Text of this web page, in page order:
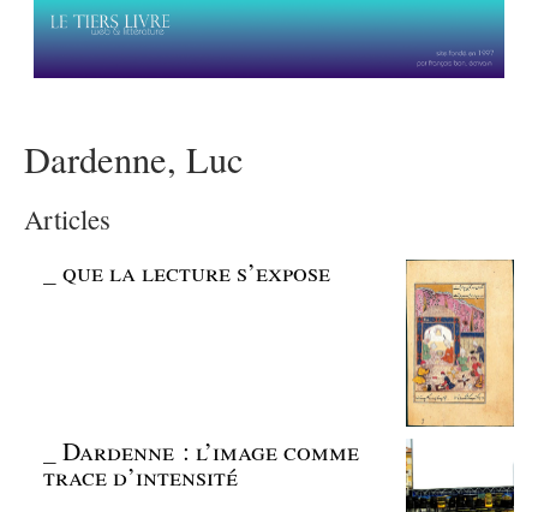
Dardenne, Luc
Articles
_que la lecture s’expose
_Dardenne : l’image comme
trace d’intensité